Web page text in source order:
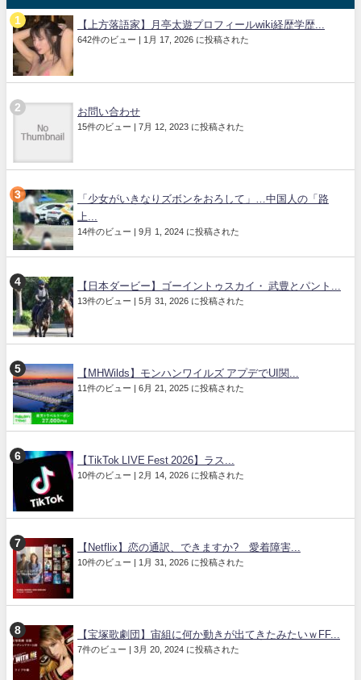
【上方落語家】月亭太遊プロフィールwiki経歴学歴...
642件のビュー | 1月 17, 2026 に投稿された
お問い合わせ
15件のビュー | 7月 12, 2023 に投稿された
「少女がいきなりズボンをおろして」…中国人の「路
上...
14件のビュー | 9月 1, 2024 に投稿された
【日本ダービー】ゴーイントゥスカイ・ 武豊とパント...
13件のビュー | 5月 31, 2026 に投稿された
【MHWilds】モンハンワイルズ アプデでUI関...
11件のビュー | 6月 21, 2025 に投稿された
【TikTok LIVE Fest 2026】ラス...
10件のビュー | 2月 14, 2026 に投稿された
【Netflix】恋の通訳、できますか? 愛着障害...
10件のビュー | 1月 31, 2026 に投稿された
【宝塚歌劇団】宙組に何か動きが出てきたみたいｗFF...
7件のビュー | 3月 20, 2024 に投稿された